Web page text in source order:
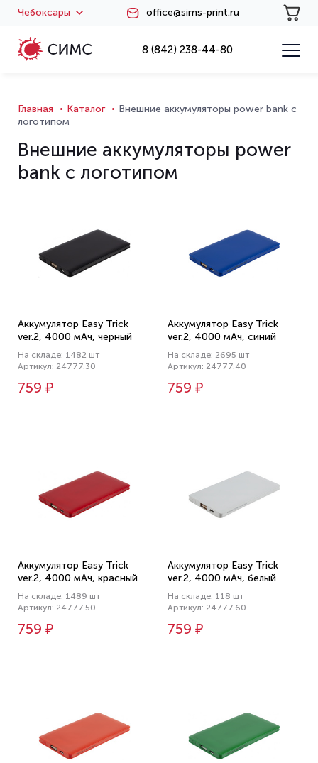
Чебоксары office@sims-print.ru
8 (842) 238-44-80
Главная Каталог
Внешние аккумуляторы power bank с
логотипом
Внешние аккумуляторы power
bank с логотипом
Аккумулятор Easy Trick
ver.2, 4000 мАч, черный
На складе: 1482 шт
Артикул: 24777.30
759 ₽
Аккумулятор Easy Trick
ver.2, 4000 мАч, синий
На складе: 2695 шт
Артикул: 24777.40
759 ₽
Аккумулятор Easy Trick
ver.2, 4000 мАч, красный
На складе: 1489 шт
Артикул: 24777.50
759 ₽
Аккумулятор Easy Trick
ver.2, 4000 мАч, белый
На складе: 118 шт
Артикул: 24777.60
759 ₽